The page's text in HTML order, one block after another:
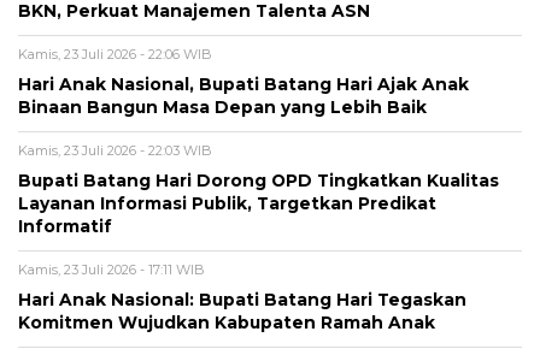
BKN, Perkuat Manajemen Talenta ASN
Kamis, 23 Juli 2026 - 22:06 WIB
Hari Anak Nasional, Bupati Batang Hari Ajak Anak
Binaan Bangun Masa Depan yang Lebih Baik
Kamis, 23 Juli 2026 - 22:03 WIB
Bupati Batang Hari Dorong OPD Tingkatkan Kualitas
Layanan Informasi Publik, Targetkan Predikat
Informatif
Kamis, 23 Juli 2026 - 17:11 WIB
Hari Anak Nasional: Bupati Batang Hari Tegaskan
Komitmen Wujudkan Kabupaten Ramah Anak